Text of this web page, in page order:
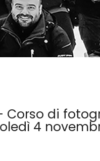
Corso di
4